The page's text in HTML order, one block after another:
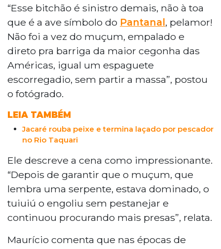
Abib no Pantanal de Miranda, a 208 km
de Campo Grande, mostra um tuiuiú
engolindo um muçum, peixe de
aparência semelhante a uma cobra. O
biólogo Rudi Laps, da UFMS, explica que o
muçum é item frequente na dieta da ave
e que o tuiuiú é especialista em
vertebrados aquáticos, alimentando-se
principalmente de peixes e anfíbios.
“Esse bitchão é sinistro demais, não à toa
que é a ave símbolo do Pantanal, pelamor!
Não foi a vez do muçum, empalado e
direto pra barriga da maior cegonha das
Américas, igual um espaguete
escorregadio, sem partir a massa”, postou
o fotógrado.
LEIA TAMBÉM
Jacaré rouba peixe e termina laçado por pescador
no Rio Taquari
Ele descreve a cena como impressionante.
“Depois de garantir que o muçum, que
lembra uma serpente, estava dominado, o
tuiuiú o engoliu sem pestanejar e
continuou procurando mais presas”, relata.
Maurício comenta que nas épocas de